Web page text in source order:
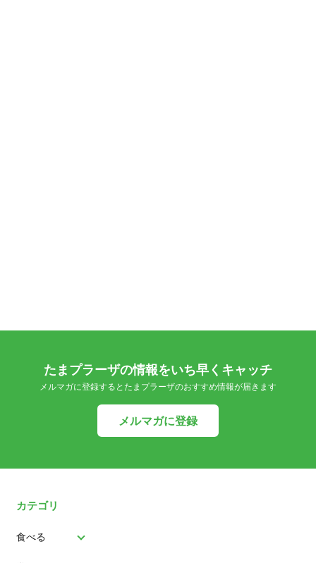
たまプラーザの情報をいち早くキャッチ
メルマガに登録するとたまプラーザのおすすめ情報が届きます
メルマガに登録
カテゴリ
食べる